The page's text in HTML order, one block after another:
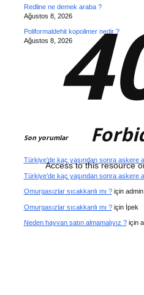
Redline ne demek araba ?
Ağustos 8, 2026
Poliformaldehit kopolimer nedir ?
Ağustos 8, 2026
Son yorumlar
Türkiye’de kaç yaşından sonra askere
Türkiye’de kaç yaşından sonra askere
Omurgasızlar sıcakkanlı mı ?için admin
Omurgasızlar sıcakkanlı mı ?için İpek
Neden hayvan satın almamalıyız ?için
Access to this resource